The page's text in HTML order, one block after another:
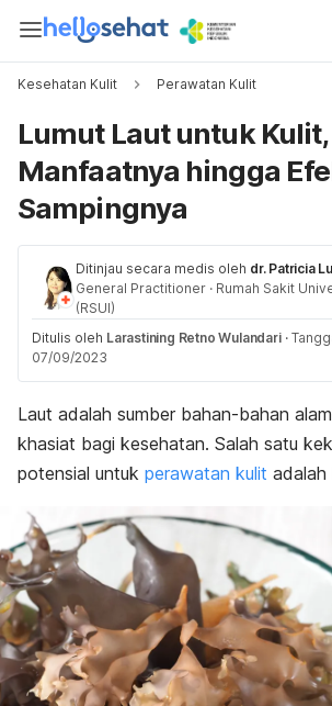
Kesehatan Kulit Perawatan Kulit
Lumut Laut untuk
Manfaatnya hingga
Sampingnya
Ditinjau secara medis oleh dr. Patricia
General Practitioner · Rumah Sakit
(RSUI)
Ditulis oleh Larastining Retno Wulandari ·
07/09/2023
Laut adalah sumber bahan-bahan
khasiat bagi kesehatan. Salah satu
potensial untuk perawatan kulit adalah